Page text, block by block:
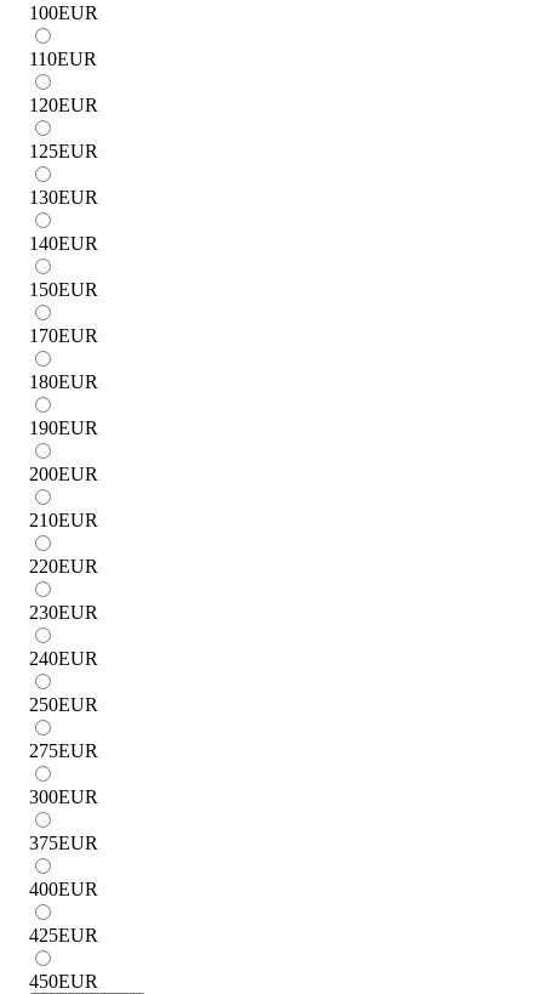
100EUR
110EUR
120EUR
125EUR
130EUR
140EUR
150EUR
170EUR
180EUR
190EUR
200EUR
210EUR
220EUR
230EUR
240EUR
250EUR
275EUR
300EUR
375EUR
400EUR
425EUR
450EUR